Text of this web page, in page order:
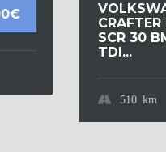
CRAFTER
SCR 30
TDI...
510 km